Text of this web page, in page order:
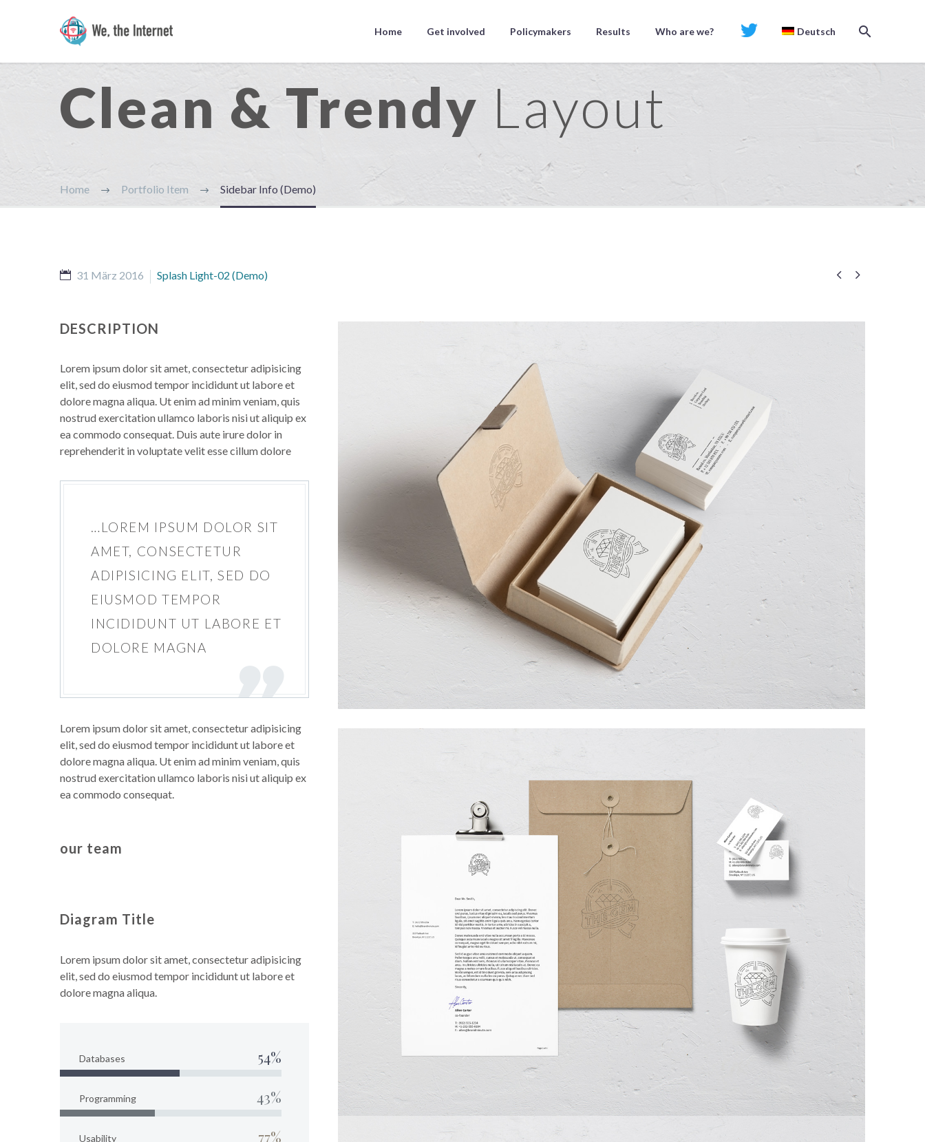
Home Get involved Policymakers Results Who are we? TwtDeutsch
Clean & Trendy Layout
Home Portfolio Item Sidebar Info (Demo)
 
31 März 2016 Splash Light-02 (Demo)
DESCRIPTION
Lorem ipsum dolor sit amet, consectetur adipisicing
elit, sed do eiusmod tempor incididunt ut labore et
dolore magna aliqua. Ut enim ad minim veniam, quis
nostrud exercitation ullamco laboris nisi ut aliquip ex
ea commodo consequat. Duis aute irure dolor in
reprehenderit in voluptate velit esse cillum dolore
…LOREM IPSUM DOLOR SIT
AMET, CONSECTETUR
ADIPISICING ELIT, SED DO
EIUSMOD TEMPOR
INCIDIDUNT UT LABORE ET
DOLORE MAGNA
Lorem ipsum dolor sit amet, consectetur adipisicing
elit, sed do eiusmod tempor incididunt ut labore et
dolore magna aliqua. Ut enim ad minim veniam, quis
nostrud exercitation ullamco laboris nisi ut aliquip ex
ea commodo consequat.
our team
Diagram Title
Lorem ipsum dolor sit amet, consectetur adipisicing
elit, sed do eiusmod tempor incididunt ut labore et
dolore magna aliqua.
Databases 54%
Programming 43%
Usability 77%